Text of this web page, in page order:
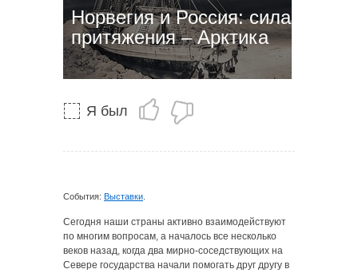
Норвегия и Россия: сила
притяжения – Арктика
Я был
События: Выставки
Сегодня наши страны активно взаимодействуют
по многим вопросам, а началось все несколько
веков назад, когда два мирно-соседствующих на
Севере государства начали помогать друг другу в